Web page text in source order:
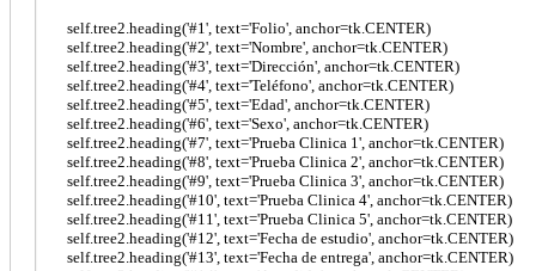
self.tree2.heading('#1', text='Folio', anchor=tk.CENTER)
self.tree2.heading('#2', text='Nombre', anchor=tk.CENTER)
self.tree2.heading('#3', text='Dirección', anchor=tk.CENTER)
self.tree2.heading('#4', text='Teléfono', anchor=tk.CENTER)
self.tree2.heading('#5', text='Edad', anchor=tk.CENTER)
self.tree2.heading('#6', text='Sexo', anchor=tk.CENTER)
self.tree2.heading('#7', text='Prueba Clinica 1', anchor=tk.CENTER)
self.tree2.heading('#8', text='Prueba Clinica 2', anchor=tk.CENTER)
self.tree2.heading('#9', text='Prueba Clinica 3', anchor=tk.CENTER)
self.tree2.heading('#10', text='Prueba Clinica 4', anchor=tk.CENTER)
self.tree2.heading('#11', text='Prueba Clinica 5', anchor=tk.CENTER)
self.tree2.heading('#12', text='Fecha de estudio', anchor=tk.CENTER)
self.tree2.heading('#13', text='Fecha de entrega', anchor=tk.CENTER)